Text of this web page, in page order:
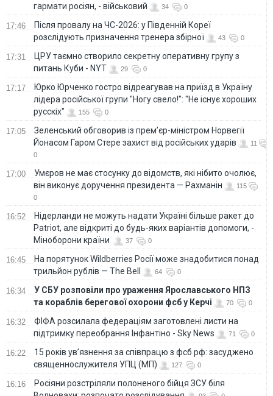
гармати росіян, - військовий
34 0
17:46
Після провалу на ЧС-2026: у Південній Кореї
розслідують призначення тренера збірної
43 0
17:31
ЦРУ таємно створило секретну оперативну групу з
питань Куби - NYT
29 0
17:17
Юрко Юрченко гостро відреагував на приїзд в Україну
лідера російської групи "Ногу свело!": "Не існує хороших
русскіх"
155 0
17:05
Зеленський обговорив із прем’єр-міністром Норвегії
Йонасом Гаром Стере захист від російських ударів
11
0
17:00
Умєров не має стосунку до відомств, які нібито очолює,
він виконує доручення президента — Рахманін
115
0
16:52
Нідерланди не можуть надати Україні більше ракет до
Patriot, але відкриті до будь-яких варіантів допомоги, -
Міноборони країни
37 0
16:45
На порятунок Wildberries Росії може знадобитися понад
трильйон рублів — The Bell
64 0
16:34
У СБУ розповіли про ураження Ярославського НПЗ
та кораблів берегової охорони фсб у Керчі
70 0
16:32
ФІФА розсилала федераціям заготовлені листи на
підтримку переобрання Інфантіно - Sky News
71 0
16:22
15 років ув’язнення за співпрацю з фсб рф: засуджено
священнослужителя УПЦ (МП)
127 0
16:16
Росіяни розстріляли полоненого бійця ЗСУ біля